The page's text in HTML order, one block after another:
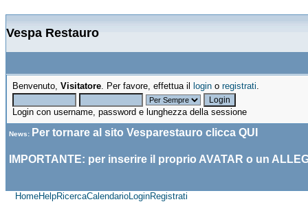
Vespa Restauro
Benvenuto, Visitatore. Per favore, effettua il login o registrati.
Login con username, password e lunghezza della sessione
News: Per tornare al sito Vesparestauro clicca QUI
IMPORTANTE: per inserire il proprio AVATAR o un
HomeHelpRicercaCalendarioLoginRegistrati